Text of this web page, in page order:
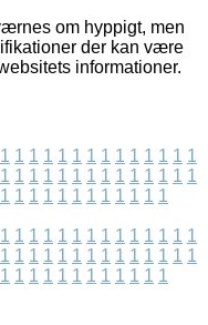
om hyppigt, men
der kan være
informationer.
1 1 1 1 1 1 1 1 1 1 1 1 1 1
1 1 1 1 1 1 1 1 1 1 1 1 1 1
1 1 1 1 1 1 1 1 1 1 1 1
1 1 1 1 1 1 1 1 1 1 1 1 1 1
1 1 1 1 1 1 1 1 1 1 1 1 1 1
1 1 1 1 1 1 1 1 1 1 1 1